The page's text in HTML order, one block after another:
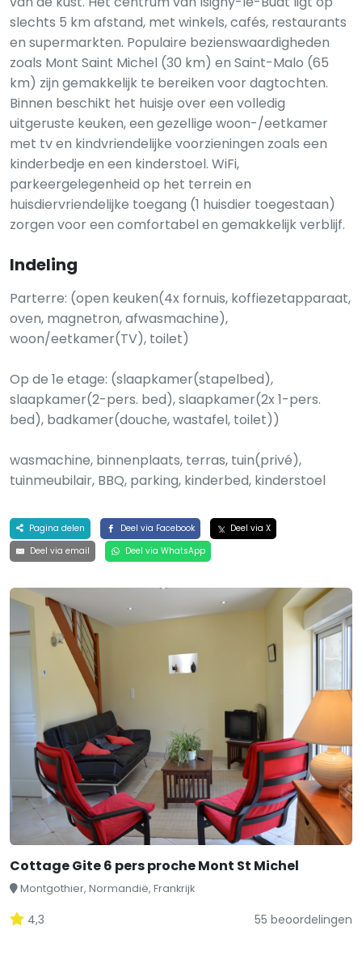
slechts 5 km afstand, met winkels, cafés, restaurants
en supermarkten. Populaire bezienswaardigheden
zoals Mont Saint Michel (30 km) en Saint-Malo (65
km) zijn gemakkelijk te bereiken voor dagtochten.
Binnen beschikt het huisje over een volledig
uitgeruste keuken, een gezellige woon-/eetkamer
met tv en kindvriendelijke voorzieningen zoals een
kinderbedje en een kinderstoel. WiFi,
parkeergelegenheid op het terrein en
huisdiervriendelijke toegang (1 huisdier toegestaan)
zorgen voor een comfortabel en gemakkelijk verblijf.
Indeling
Parterre: (open keuken(4x fornuis, koffiezetapparaat,
oven, magnetron, afwasmachine),
woon/eetkamer(TV), toilet)
Op de 1e etage: (slaapkamer(stapelbed),
slaapkamer(2-pers. bed), slaapkamer(2x 1-pers.
bed), badkamer(douche, wastafel, toilet))
wasmachine, binnenplaats, terras, tuin(privé),
tuinmeubilair, BBQ, parking, kinderbed, kinderstoel
Pagina delen Deel via Facebook
Deel via X
Deel via email
Deel via WhatsApp
Cottage Gite 6 pers proche Mont St Michel
Montgothier, Normandië, Frankrijk
4,3 55 beoordelingen